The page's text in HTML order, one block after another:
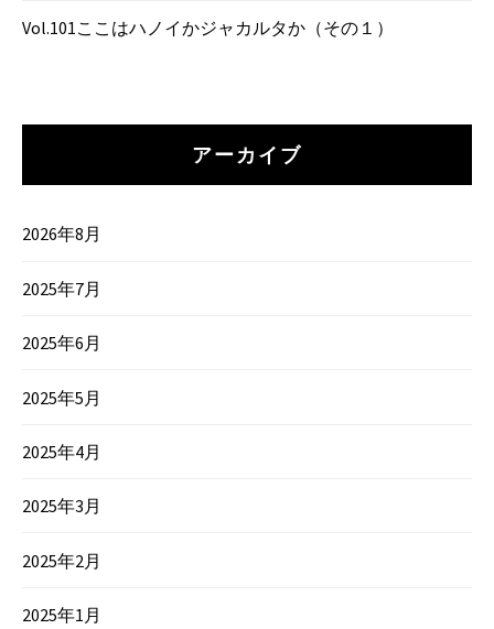
Vol.101ここはハノイかジャカルタか（その１）
アーカイブ
2026年8月
2025年7月
2025年6月
2025年5月
2025年4月
2025年3月
2025年2月
2025年1月